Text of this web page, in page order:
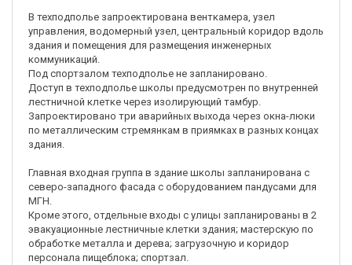
В техподполье запроектирована венткамера, узел
управления, водомерный узел, центральный коридор вдоль
здания и помещения для размещения инженерных
коммуникаций.
Под спортзалом техподполье не запланировано.
Доступ в техподполье школы предусмотрен по внутренней
лестничной клетке через изолирующий тамбур.
Запроектировано три аварийных выхода через окна-люки
по металлическим стремянкам в приямках в разных концах
здания.
Главная входная группа в здание школы запланирована с
северо-западного фасада с оборудованием пандусами для
МГН.
Кроме этого, отдельные входы с улицы запланированы в 2
эвакуационные лестничные клетки здания; мастерскую по
обработке металла и дерева; загрузочную и коридор
персонала пищеблока; спортзал.